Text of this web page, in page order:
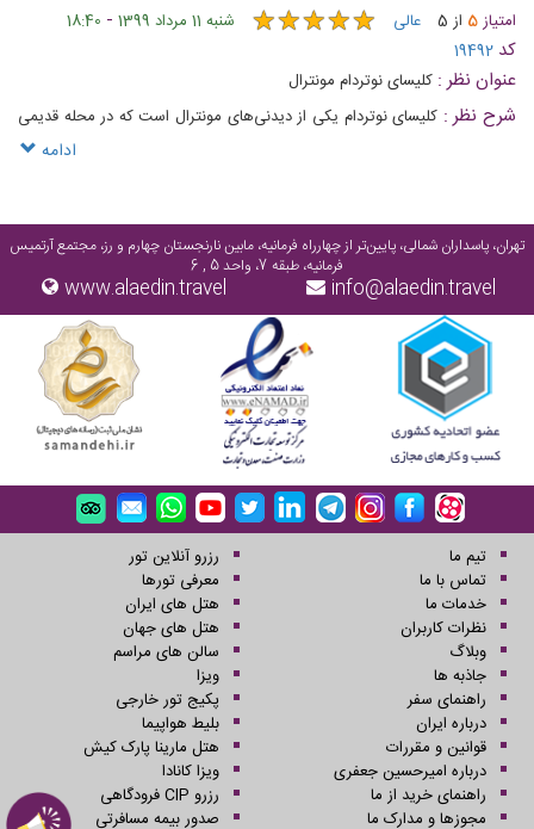
امتیاز5 از 5 عالی ★★★★★
★★★★★ شنبه 11 مرداد 1399 -
18:40
کد 19492
عنوان نظر : کلیسای نوتردام مونترال
شرح نظر : کلیسای نوتردام یکی از دیدنی‌های مونترال است که در محله قدیمی
ادامه
تهران، پاسداران شمالی، پایین‌تر از چهارراه فرمانیه، مابین نارنجستان چهارم و رز، مجتمع آرتمیس
فرمانیه، طبقه 7، واحد 5 , 6
info@alaedin.travel
www.alaedin.travel
تیم ما
تماس با ما
خدمات ما
نظرات کاربران
وبلاگ
جاذبه ها
راهنمای سفر
درباره ایران
قوانین و مقررات
درباره امیرحسین جعفری
راهنمای خرید از ما
مجوزها و مدارک ما
رزرو آنلاین تور
معرفی تورها
هتل های ایران
هتل های جهان
سالن های مراسم
ویزا
پکیج تور خارجی
بلیط هواپیما
هتل مارینا پارک کیش
ویزا کانادا
رزرو CIP فرودگاهی
صدور بیمه مسافرتی